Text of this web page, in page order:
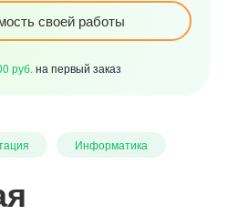
своей работы
руб. на первый заказ
Информатика